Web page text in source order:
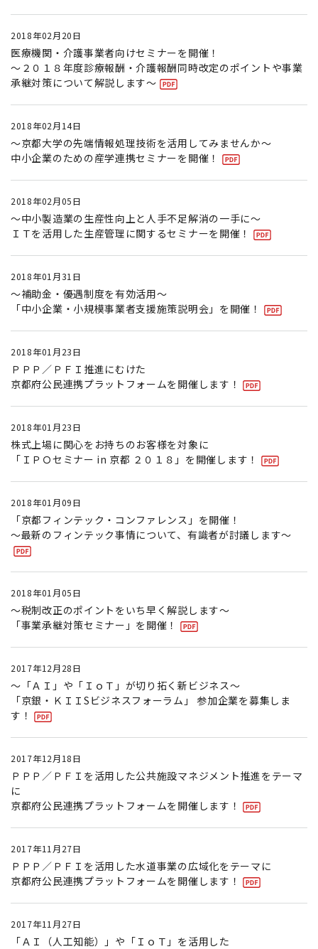
2018年02月20日
医療機関・介護事業者向けセミナーを開催！
〜２０１８年度診療報酬・介護報酬同時改定のポイントや事業
承継対策について解説します〜
2018年02月14日
〜京都大学の先端情報処理技術を活用してみませんか〜
中小企業のための産学連携セミナーを開催！
2018年02月05日
〜中小製造業の生産性向上と人手不足解消の一手に〜
ＩＴを活用した生産管理に関するセミナーを開催！
2018年01月31日
〜補助金・優遇制度を有効活用〜
「中小企業・小規模事業者支援施策説明会」を開催！
2018年01月23日
ＰＰＰ／ＰＦＩ推進にむけた
京都府公民連携プラットフォームを開催します！
2018年01月23日
株式上場に関心をお持ちのお客様を対象に
「ＩＰＯセミナー in 京都 ２０１８」を開催します！
2018年01月09日
「京都フィンテック・コンファレンス」を開催！
〜最新のフィンテック事情について、有識者が討議します〜
2018年01月05日
〜税制改正のポイントをいち早く解説します〜
「事業承継対策セミナー」を開催！
2017年12月28日
〜「ＡＩ」や「ＩｏＴ」が切り拓く新ビジネス〜
「京銀・ＫＩＩSビジネスフォーラム」 参加企業を募集しま
す！
2017年12月18日
ＰＰＰ／ＰＦＩを活用した公共施設マネジメント推進をテーマ
に
京都府公民連携プラットフォームを開催します！
2017年11月27日
ＰＰＰ／ＰＦＩを活用した水道事業の広域化をテーマに
京都府公民連携プラットフォームを開催します！
2017年11月27日
「ＡＩ（人工知能）」や「ＩｏＴ」を活用した